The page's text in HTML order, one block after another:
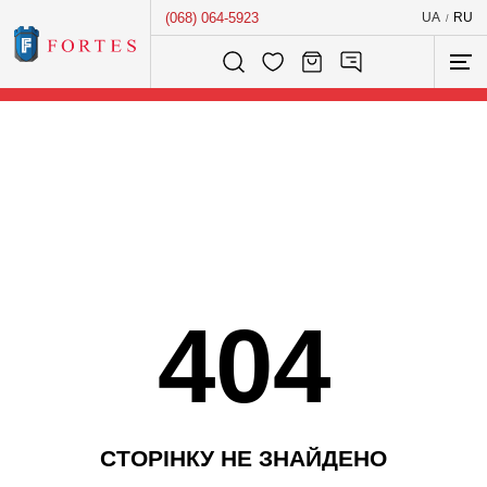
(068) 064-5923 UA / RU
Розумний пошук...
404
СТОРІНКУ НЕ ЗНАЙДЕНО